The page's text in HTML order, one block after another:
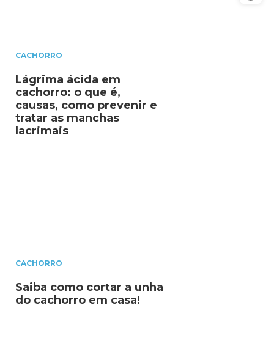
CACHORRO
Lágrima ácida em
cachorro: o que é,
causas, como prevenir e
tratar as manchas
lacrimais
CACHORRO
Saiba como cortar a unha
do cachorro em casa!